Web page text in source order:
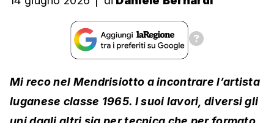
Mi reco nel Mendrisiotto a incontrare l’artista
luganese classe 1965. I suoi lavori, diversi gli